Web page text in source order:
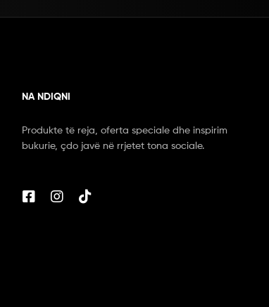
NA NDIQNI
Produkte të reja, oferta speciale dhe inspirim
bukurie, çdo javë në rrjetet tona sociale.